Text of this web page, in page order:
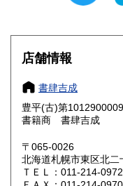
岐阜県
愛知県
滋賀県
大阪府
奈良県
店舗情報
書肆吉成
豊平(古)第
書籍商 書肆吉成
〒065-0026
北海道札幌市東区北
ＴＥＬ：011-214-0972